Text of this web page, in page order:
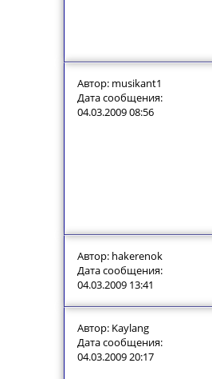
Автор: musikant1
Дата сообщения:
04.03.2009 08:56
Автор: hakerenok
Дата сообщения:
04.03.2009 13:41
Автор: Kaylang
Дата сообщения:
04.03.2009 20:17